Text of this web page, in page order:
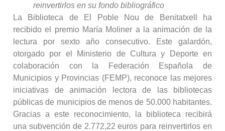
reinvertirlos en su fondo bibliográfico
La Biblioteca de El Poble Nou de Benitatxell ha
recibido el premio María Moliner a la animación de la
lectura por sexto año consecutivo. Este galardón,
otorgado por el Ministerio de Cultura y Deporte en
colaboración con la Federación Española de
Municipios y Provincias (FEMP), reconoce las mejores
iniciativas de animación lectora de las bibliotecas
públicas de municipios de menos de 50.000 habitantes.
Gracias a este reconocimiento, la biblioteca recibirá
una subvención de 2.772,22 euros para reinvertirlos en